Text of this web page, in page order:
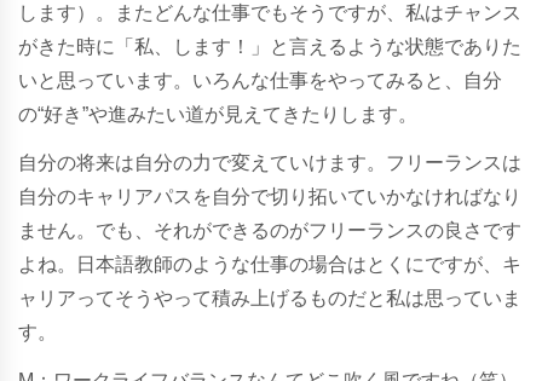
します）。またどんな仕事でもそうですが、私はチャンス
がきた時に「私、します！」と言えるような状態でありた
いと思っています。いろんな仕事をやってみると、自分
の“好き”や進みたい道が見えてきたりします。
自分の将来は自分の力で変えていけます。フリーランスは
自分のキャリアパスを自分で切り拓いていかなければなり
ません。でも、それができるのがフリーランスの良さです
よね。日本語教師のような仕事の場合はとくにですが、キ
ャリアってそうやって積み上げるものだと私は思っていま
す。